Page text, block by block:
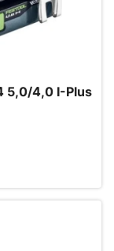
5,0/4,0 I-Plus